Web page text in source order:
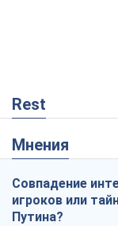
Rest
Мнения
Совпадение
игроков или
Путина?